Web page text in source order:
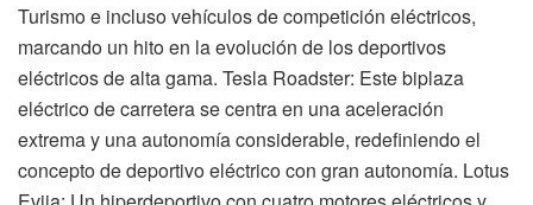
Turismo e incluso vehículos de competición eléctricos,
marcando un hito en la evolución de los deportivos
eléctricos de alta gama. Tesla Roadster: Este biplaza
eléctrico de carretera se centra en una aceleración
extrema y una autonomía considerable, redefiniendo el
concepto de deportivo eléctrico con gran autonomía. Lotus